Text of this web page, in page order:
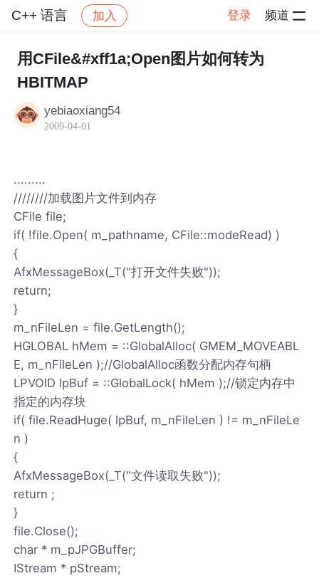
C++ 语言 加入 登录 频道
社区 C++ 语言 帖子详情
用CFile&#xff1a;Open图片如何转为
HBITMAP
yebiaoxiang54
2009-04-01
.........
////////加载图片文件到内存
CFile file;
if( !file.Open( m_pathname, CFile::modeRead) )
{
AfxMessageBox(_T("打开文件失败"));
return;
}
m_nFileLen = file.GetLength();
HGLOBAL hMem = ::GlobalAlloc( GMEM_MOVEABL
E, m_nFileLen );//GlobalAlloc函数分配内存句柄
LPVOID lpBuf = ::GlobalLock( hMem );//锁定内存中
指定的内存块
if( file.ReadHuge( lpBuf, m_nFileLen ) != m_nFileLe
n )
{
AfxMessageBox(_T("文件读取失败"));
return ;
}
file.Close();
char * m_pJPGBuffer;
IStream * pStream;